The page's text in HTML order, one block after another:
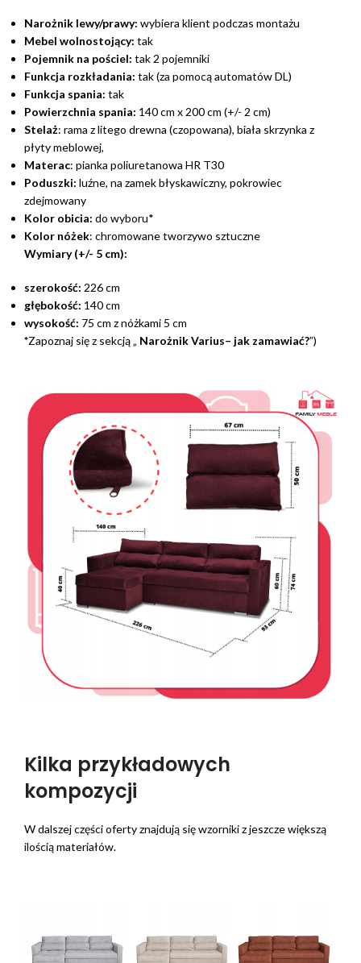
Narożnik lewy/prawy: wybiera klient podczas montażu
Mebel wolnostojący: tak
Pojemnik na pościel: tak 2 pojemniki
Funkcja rozkładania: tak (za pomocą automatów DL)
Funkcja spania: tak
Powierzchnia spania: 140 cm x 200 cm (+/- 2 cm)
Stelaż: rama z litego drewna (czopowana), biała skrzynka z
płyty meblowej,
Materac: pianka poliuretanowa HR T30
Poduszki: luźne, na zamek błyskawiczny, pokrowiec
zdejmowany
Kolor obicia: do wyboru*
Kolor nóżek: chromowane tworzywo sztuczne
Wymiary (+/- 5 cm):
szerokość: 226 cm
głębokość: 140 cm
wysokość: 75 cm z nóżkami 5 cm
*Zapoznaj się z sekcją „ Narożnik Varius– jak zamawiać?”)
Kilka przykładowych
kompozycji
W dalszej części oferty znajdują się wzorniki z jeszcze większą
ilością materiałów.